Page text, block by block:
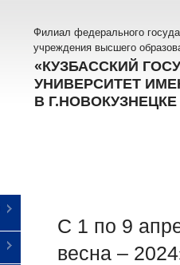
Филиал федерального
учреждения высшего
«КУЗБАССКИЙ
УНИВЕРСИТЕТ
В Г.НОВОКУЗНЕЦКЕ
С 1 по 9
весна –